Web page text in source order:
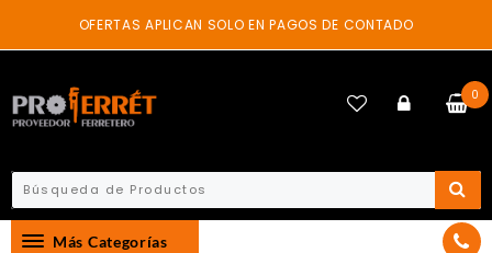
content
OFERTAS APLICAN SOLO EN PAGOS DE CONTADO
0
Más Categorías